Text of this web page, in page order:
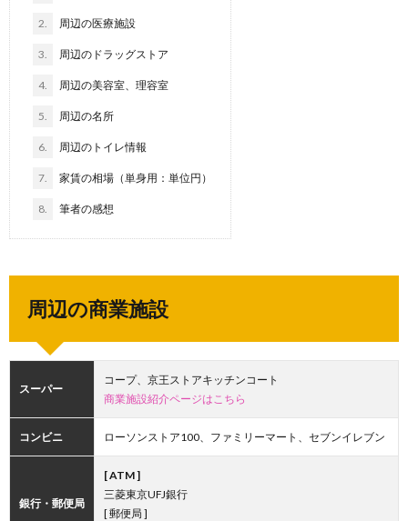
2. 周辺の医療施設
3. 周辺のドラッグストア
4. 周辺の美容室、理容室
5. 周辺の名所
6. 周辺のトイレ情報
7. 家賃の相場（単身用：単位円）
8. 筆者の感想
周辺の商業施設
スーパー
コープ、京王ストアキッチンコート
商業施設紹介ページはこちら
コンビニ ローソンストア100、ファミリーマート、セブンイレブン
銀行・郵便局
[ ATM ]
三菱東京UFJ銀行
[ 郵便局 ]